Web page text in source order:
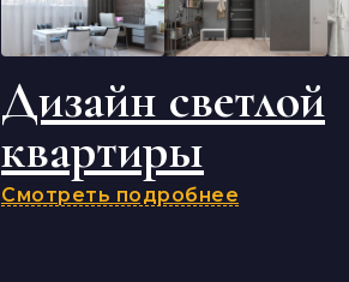
Дизайн светлой
квартиры
Смотреть подробнее